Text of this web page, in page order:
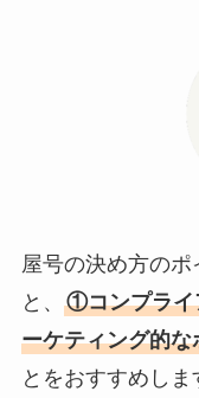
屋号の決め方の
と、 ①コンプラ
ーケティング的な
とをおすすめしま